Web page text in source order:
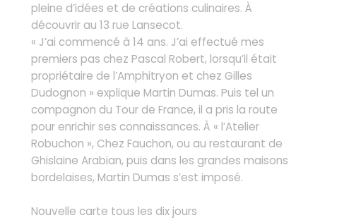
pleine d’idées et de créations culinaires. À
découvrir au 13 rue Lansecot.
« J’ai commencé à 14 ans. J’ai effectué mes
premiers pas chez Pascal Robert, lorsqu’il était
propriétaire de l’Amphitryon et chez Gilles
Dudognon » explique Martin Dumas. Puis tel un
compagnon du Tour de France, il a pris la route
pour enrichir ses connaissances. À « l’Atelier
Robuchon », Chez Fauchon, ou au restaurant de
Ghislaine Arabian, puis dans les grandes maisons
bordelaises, Martin Dumas s’est imposé.
Nouvelle carte tous les dix jours